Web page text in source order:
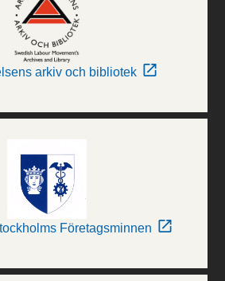
arkiv och bibliotek
Företagsminnen